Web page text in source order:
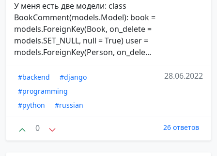
У меня есть две модели: class
BookComment(models.Model): book =
models.ForeignKey(Book, on_delete =
models.SET_NULL, null = True) user =
models.ForeignKey(Person, on_dele...
#backend
#django
#programming
#python
#russian
28.06.2022
0 26 ответов